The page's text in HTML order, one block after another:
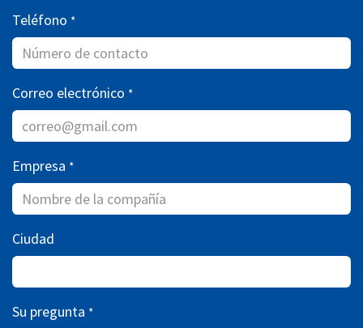
Teléfono *
Correo electrónico *
Empresa *
Ciudad
Su pregunta *